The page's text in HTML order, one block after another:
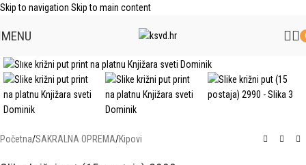
Skip to navigation Skip to main content
MENU
Početna/SAKRALNA OPREMA/Kipovi